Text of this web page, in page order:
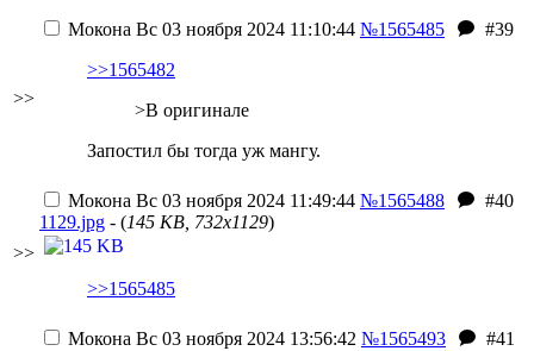
>>
Мокона Вс 03 ноября 2024 11:10:44 №1565485
#39
>>1565482
>В оригинале
Запостил бы тогда уж мангу.
>>
Мокона Вс 03 ноября 2024 11:49:44 №1565488
#40
1129.jpg - (145 KB, 732x1129)
>>1565485
Мокона Вс 03 ноября 2024 13:56:42 №1565493
#41